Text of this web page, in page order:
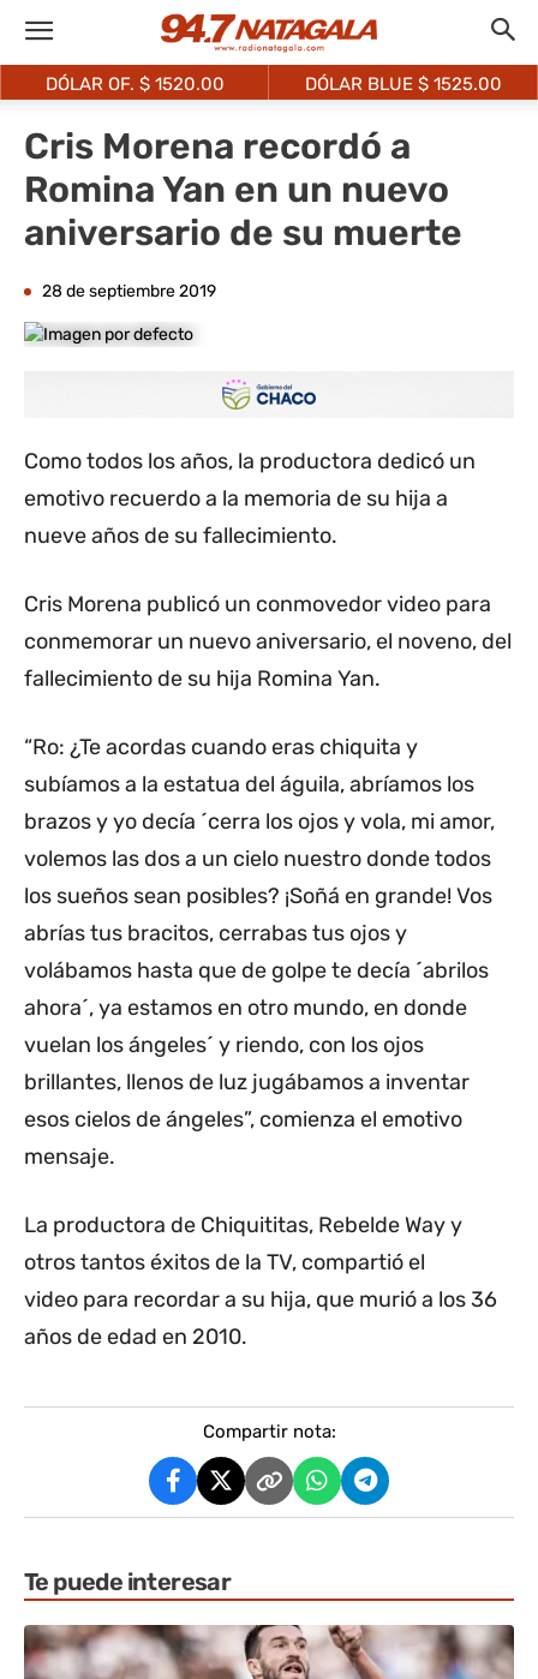
DÓLAR OF. $ 1520.00 DÓLAR BLUE $ 1525.00
Cris Morena recordó a
Romina Yan en un nuevo
aniversario de su muerte
28 de septiembre 2019
Como todos los años, la productora dedicó un
emotivo recuerdo a la memoria de su hija a
nueve años de su fallecimiento.
Cris Morena publicó un conmovedor video para
conmemorar un nuevo aniversario, el noveno, del
fallecimiento de su hija Romina Yan.
“Ro: ¿Te acordas cuando eras chiquita y
subíamos a la estatua del águila, abríamos los
brazos y yo decía ´cerra los ojos y vola, mi amor,
volemos las dos a un cielo nuestro donde todos
los sueños sean posibles? ¡Soñá en grande! Vos
abrías tus bracitos, cerrabas tus ojos y
volábamos hasta que de golpe te decía ´abrilos
ahora´, ya estamos en otro mundo, en donde
vuelan los ángeles´ y riendo, con los ojos
brillantes, llenos de luz jugábamos a inventar
esos cielos de ángeles”, comienza el emotivo
mensaje.
La productora de Chiquititas, Rebelde Way y
otros tantos éxitos de la TV, compartió el
video para recordar a su hija, que murió a los 36
años de edad en 2010.
Compartir nota:
Te puede interesar